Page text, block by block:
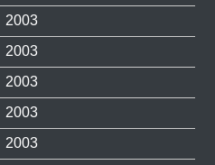
2003
2003
2003
2003
2003